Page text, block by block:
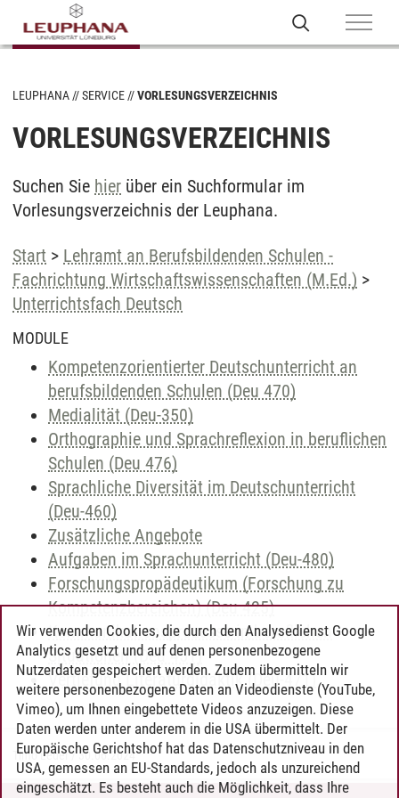
LEUPHANA SERVICE VORLESUNGSVERZEICHNIS
VORLESUNGSVERZEICHNIS
Suchen Sie hier über ein Suchformular im
Vorlesungsverzeichnis der Leuphana.
Start > Lehramt an Berufsbildenden Schulen -
Fachrichtung Wirtschaftswissenschaften (M.Ed.) >
Unterrichtsfach Deutsch
MODULE
Kompetenzorientierter Deutschunterricht an
berufsbildenden Schulen (Deu 470)
Medialität (Deu-350)
Orthographie und Sprachreflexion in beruflichen
Schulen (Deu 476)
Sprachliche Diversität im Deutschunterricht
(Deu-460)
Zusätzliche Angebote
Aufgaben im Sprachunterricht (Deu-480)
Forschungspropädeutikum (Forschung zu
Kompetenzbereichen) (Deu 425)
Kommunikationsprozesse in beruflichen
Situationen (Deu 451)
Vertiefung Literaturdidaktik (Deu-471)
Timo Leder/30.06.2024
Wir verwenden Cookies, die durch den Analysedienst Google
Analytics gesetzt und auf denen personenbezogene
Nutzerdaten gespeichert werden. Zudem übermitteln wir
weitere personenbezogene Daten an Videodienste (YouTube,
Vimeo), um Ihnen eingebettete Videos anzuzeigen. Diese
Daten werden unter anderem in die USA übermittelt. Der
Europäische Gerichtshof hat das Datenschutzniveau in den
USA, gemessen an EU-Standards, jedoch als unzureichend
eingeschätzt. Es besteht auch die Möglichkeit, dass Ihre